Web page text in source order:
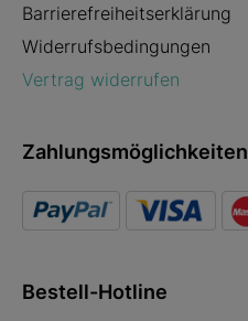
Barrierefreiheitserklärung
Widerrufsbedingungen
Vertrag widerrufen
Zahlungsmöglichkeiten
Bestell-Hotline